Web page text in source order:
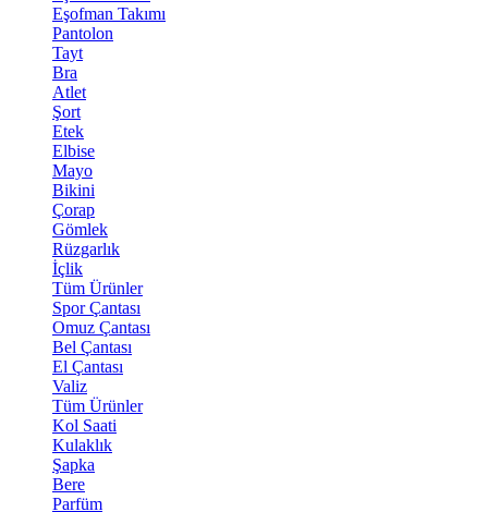
Eşofman Takımı
Pantolon
Tayt
Bra
Atlet
Şort
Etek
Elbise
Mayo
Bikini
Çorap
Gömlek
Rüzgarlık
İçlik
Tüm Ürünler
Spor Çantası
Omuz Çantası
Bel Çantası
El Çantası
Valiz
Tüm Ürünler
Kol Saati
Kulaklık
Şapka
Bere
Parfüm